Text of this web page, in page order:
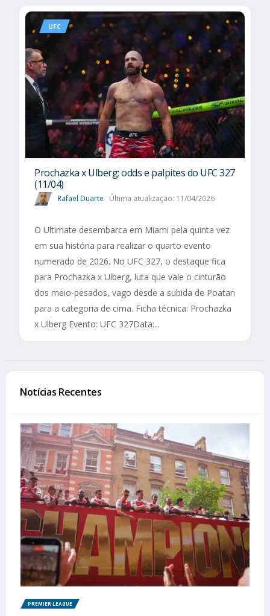
UFC
Prochazka x Ulberg: odds e palpites do UFC 327
(11/04)
Rafael Duarte Última atualização: 11/04/2026
O Ultimate desembarca em Miami pela quinta vez
em sua história para realizar o quarto evento
numerado de 2026. No UFC 327, o destaque fica
para Prochazka x Ulberg, luta que vale o cinturão
dos meio-pesados, vago desde a subida de Poatan
para a categoria de cima. Ficha técnica: Prochazka
x Ulberg Evento: UFC 327Data:...
Notícias Recentes
PREMIER LEAGUE